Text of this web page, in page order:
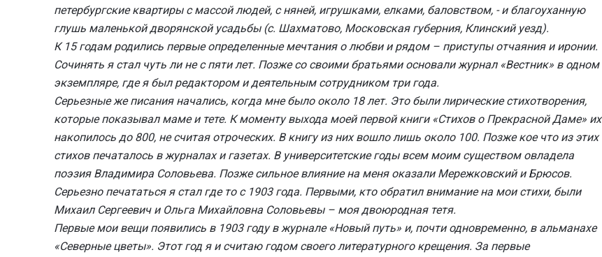
петербургские квартиры с массой людей, с няней, игрушками, елками, баловством, - и благоуханную
глушь маленькой дворянской усадьбы (с. Шахматово, Московская губерния, Клинский уезд).
К 15 годам родились первые определенные мечтания о любви и рядом – приступы отчаяния и иронии.
Сочинять я стал чуть ли не с пяти лет. Позже со своими братьями основали журнал «Вестник» в одном
экземпляре, где я был редактором и деятельным сотрудником три года.
Серьезные же писания начались, когда мне было около 18 лет. Это были лирические стихотворения,
которые показывал маме и тете. К моменту выхода моей первой книги «Стихов о Прекрасной Даме» их
накопилось до 800, не считая отроческих. В книгу из них вошло лишь около 100. Позже кое что из этих
стихов печаталось в журналах и газетах. В университетские годы всем моим существом овладела
поэзия Владимира Соловьева. Позже сильное влияние на меня оказали Мережковский и Брюсов.
Серьезно печататься я стал где то с 1903 года. Первыми, кто обратил внимание на мои стихи, были
Михаил Сергеевич и Ольга Михайловна Соловьевы – моя двоюродная тетя.
Первые мои вещи появились в 1903 году в журнале «Новый путь» и, почти одновременно, в альманахе
«Северные цветы». Этот год я и считаю годом своего литературного крещения. За первые